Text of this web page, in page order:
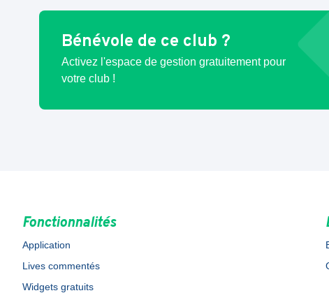
Bénévole de ce club ?
Activez l'espace de gestion gratuitement pour
votre club !
Fonctionnalités
Application
Lives commentés
Widgets gratuits